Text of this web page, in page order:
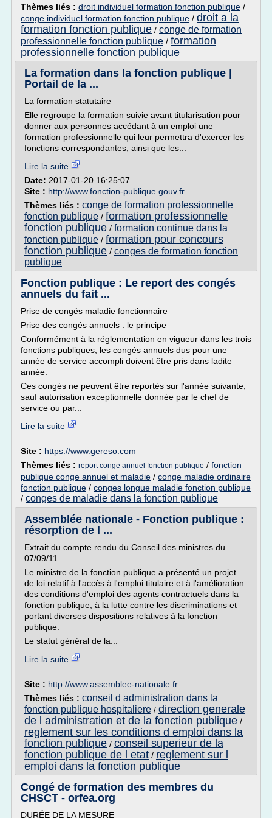
Thèmes liés : droit individuel formation fonction publique /
conge individuel formation fonction publique / droit a la
formation fonction publique / conge de formation
professionnelle fonction publique / formation
professionnelle fonction publique
La formation dans la fonction publique |
Portail de la ...
La formation statutaire
Elle regroupe la formation suivie avant titularisation pour
donner aux personnes accédant à un emploi une
formation professionnelle qui leur permettra d'exercer les
fonctions correspondantes, ainsi que les...
Lire la suite
Date: 2017-01-20 16:25:07
Site : http://www.fonction-publique.gouv.fr
Thèmes liés : conge de formation professionnelle
fonction publique / formation professionnelle
fonction publique / formation continue dans la
fonction publique / formation pour concours
fonction publique / conges de formation fonction
publique
Fonction publique : Le report des congés
annuels du fait ...
Prise de congés maladie fonctionnaire
Prise des congés annuels : le principe
Conformément à la réglementation en vigueur dans les trois
fonctions publiques, les congés annuels dus pour une
année de service accompli doivent être pris dans ladite
année.
Ces congés ne peuvent être reportés sur l'année suivante,
sauf autorisation exceptionnelle donnée par le chef de
service ou par...
Lire la suite
Site : https://www.gereso.com
Thèmes liés : report conge annuel fonction publique / fonction
publique conge annuel et maladie / conge maladie ordinaire
fonction publique / conges longue maladie fonction publique
/ conges de maladie dans la fonction publique
Assemblée nationale - Fonction publique :
résorption de l ...
Extrait du compte rendu du Conseil des ministres du
07/09/11
Le ministre de la fonction publique a présenté un projet
de loi relatif à l'accès à l'emploi titulaire et à l'amélioration
des conditions d'emploi des agents contractuels dans la
fonction publique, à la lutte contre les discriminations et
portant diverses dispositions relatives à la fonction
publique.
Le statut général de la...
Lire la suite
Site : http://www.assemblee-nationale.fr
Thèmes liés : conseil d administration dans la
fonction publique hospitaliere / direction generale
de l administration et de la fonction publique /
reglement sur les conditions d emploi dans la
fonction publique / conseil superieur de la
fonction publique de l etat / reglement sur l
emploi dans la fonction publique
Congé de formation des membres du
CHSCT - orfea.org
DURÉE DE LA MESURE